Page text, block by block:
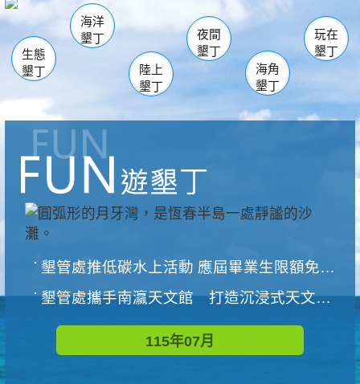
南仁湖
海生館
恆春 佳樂水
龍鑾潭自然中心 森林遊樂區
瓊麻館
關山 墾管處遊客中心
社頂公園 風吹沙
船帆石
白砂 龍磐公園
香蕉灣
砂島
鵝鑾鼻
生態
墾丁
海洋
墾丁
陸上
墾丁
夜間
墾丁
海角
墾丁
玩在
墾丁
墾管處推低碳水上活動 應屆畢業生限額免費參加
墾管處攜手南瀛天文館 打造沉浸式天文探索營隊
115年07月